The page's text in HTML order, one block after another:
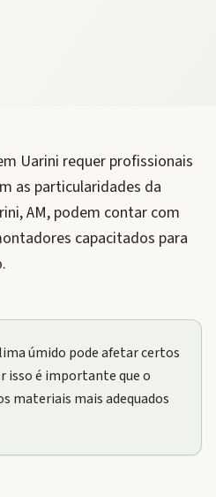
Uarini requer profissionais
as particularidades da
AM, podem contar com
capacitados para
úmido pode afetar certos
isso é importante que o
materiais mais adequados